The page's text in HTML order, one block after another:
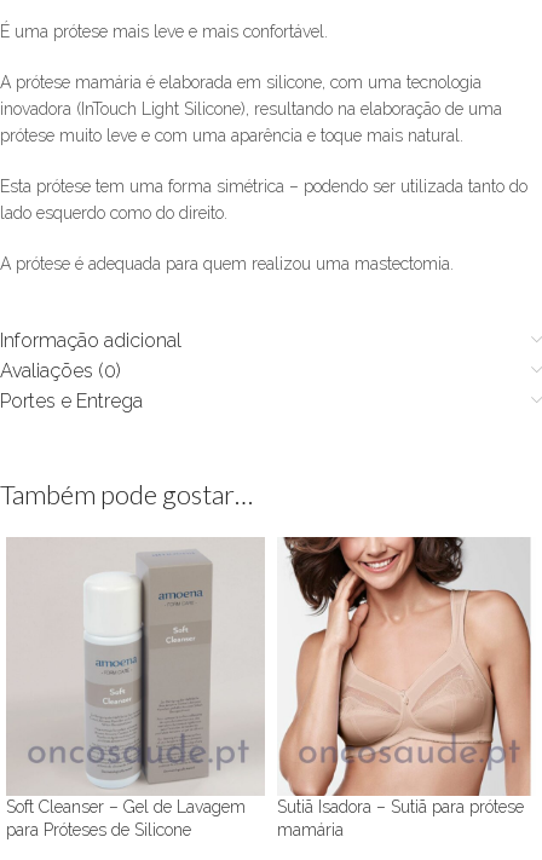
É uma prótese mais leve e mais confortável.
A prótese mamária é elaborada em silicone, com uma tecnologia
inovadora (InTouch Light Silicone), resultando na elaboração de uma
prótese muito leve e com uma aparência e toque mais natural.
Esta prótese tem uma forma simétrica – podendo ser utilizada tanto do
lado esquerdo como do direito.
A prótese é adequada para quem realizou uma mastectomia.
Informação adicional
Avaliações (0)
Portes e Entrega
Também pode gostar…
Soft Cleanser – Gel de Lavagem
para Próteses de Silicone
Sutiã Isadora – Sutiã para prótese
mamária